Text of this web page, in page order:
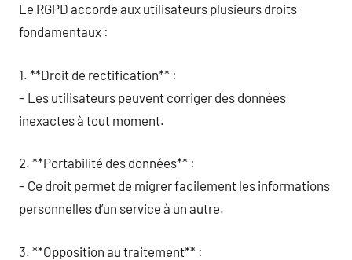
Le RGPD accorde aux utilisateurs plusieurs droits
fondamentaux :
1. **Droit de rectification** :
– Les utilisateurs peuvent corriger des données
inexactes à tout moment.
2. **Portabilité des données** :
– Ce droit permet de migrer facilement les informations
personnelles d’un service à un autre.
3. **Opposition au traitement** :